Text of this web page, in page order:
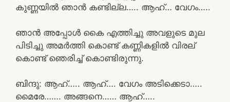
കുണ്ണയിൽ ഞാൻ കണ്ടില്ല….. ആഹ്… വേഗം…..
ഞാൻ അപ്പോൾ കൈ എത്തിച്ചു അവളുടെ മുല
പിടിച്ചു അമർത്തി കൊണ്ട് കണ്ണികളിൽ വിരല്
കൊണ്ട് ഞെരിച്ച് കൊണ്ടിരുന്നു.
ബിന്ദു: ആഹ്….. ആഹ്…. വേഗം അടിക്കെടാ…..
മൈരേ……. അങ്ങനെ…… ആഹ്…..